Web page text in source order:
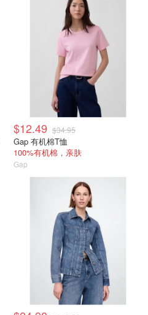
$12.49 $34.95
Gap 有机棉T恤
100%有机棉，亲肤
Gap